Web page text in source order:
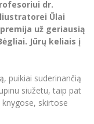
(vadovas Artūras
būdu įgytų
pripažinimas
(SMP)
institutas
centras
(HET)
dr.
Ūlai
už geriausią
Jūrų keliais į
puikiai suderinančią
siužetu, taip pat
skirtose